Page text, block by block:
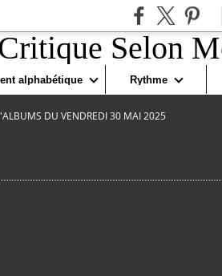
alphabétique Rythme
DU VENDREDI 30 MAI 2025